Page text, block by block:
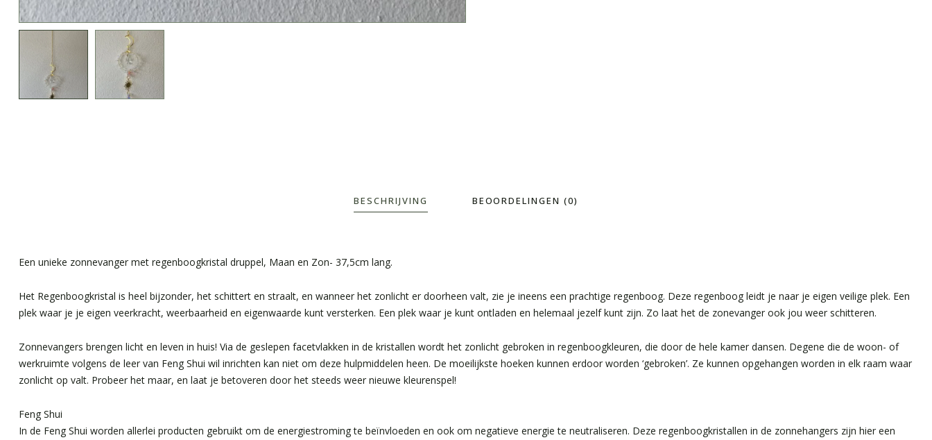
BESCHRIJVING BEOORDELINGEN (0)
Een unieke zonnevanger met regenboogkristal druppel, Maan en Zon- 37,5cm lang.
Het Regenboogkristal is heel bijzonder, het schittert en straalt, en wanneer het zonlicht er doorheen valt, zie je ineens een prachtige regenboog. Deze regenboog leidt je naar je eigen veilige plek. Een
plek waar je je eigen veerkracht, weerbaarheid en eigenwaarde kunt versterken. Een plek waar je kunt ontladen en helemaal jezelf kunt zijn. Zo laat het de zonevanger ook jou weer schitteren.
Zonnevangers brengen licht en leven in huis! Via de geslepen facetvlakken in de kristallen wordt het zonlicht gebroken in regenboogkleuren, die door de hele kamer dansen. Degene die de woon- of
werkruimte volgens de leer van Feng Shui wil inrichten kan niet om deze hulpmiddelen heen. De moeilijkste hoeken kunnen erdoor worden ‘gebroken’. Ze kunnen opgehangen worden in elk raam waar
zonlicht op valt. Probeer het maar, en laat je betoveren door het steeds weer nieuwe kleurenspel!
Feng Shui
In de Feng Shui worden allerlei producten gebruikt om de energiestroming te beïnvloeden en ook om negatieve energie te neutraliseren. Deze regenboogkristallen in de zonnehangers zijn hier een